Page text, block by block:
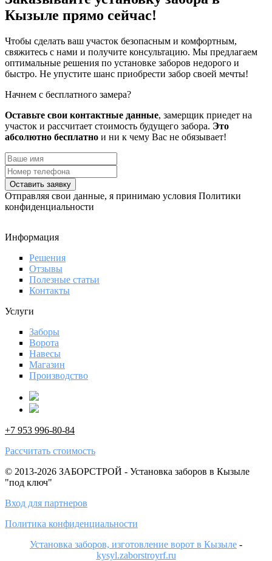
Кызыле прямо сейчас!
Чтобы сделать ваш участок безопасным и комфортным,
свяжитесь с нами и получите консультацию. Мы предлагаем
оптимальные решения по установке заборов недорого и
быстро. Не упустите шанс приобрести забор своей мечты!
Начнем с бесплатного замера?
Оставьте свои контактные данные, замерщик приедет на
участок и рассчитает стоимость будущего забора. Это
абсолютно бесплатно и ни к чему Вас не обязывает!
Оставить заявку
Отправляя свои данные, я принимаю условия Политики
конфиденциальности
Информация
Решения
Отзывы
Полезные статьи
Контакты
Услуги
Заборы
Ворота
Навесы
Магазин
Производство
+7 953 996-80-84
Рассчитать стоимость
© 2013-2026 ЗАБОРСТРОЙ - Установка заборов в Кызыле
"под ключ"
Вход для партнеров
Политика конфиденциальности
Установка заборов, изготовление ворот в Кызыле -
kysyl.zaborstroyrf.ru